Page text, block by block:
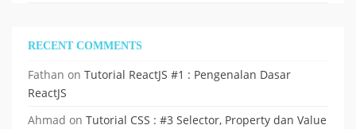
RECENT COMMENTS
Fathan on Tutorial ReactJS #1 : Pengenalan Dasar
ReactJS
Ahmad on Tutorial CSS : #3 Selector, Property dan Value